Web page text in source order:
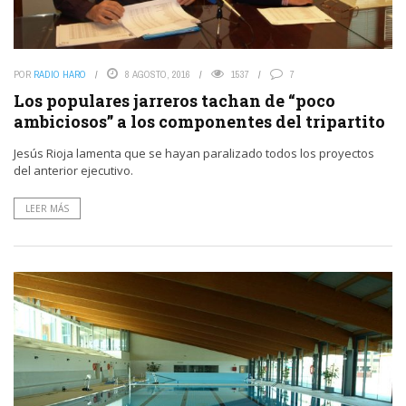
POR RADIO HARO 8 AGOSTO, 2016 1537 7
Los populares jarreros tachan de “poco
ambiciosos” a los componentes del tripartito
Jesús Rioja lamenta que se hayan paralizado todos los proyectos
del anterior ejecutivo.
LEER MÁS